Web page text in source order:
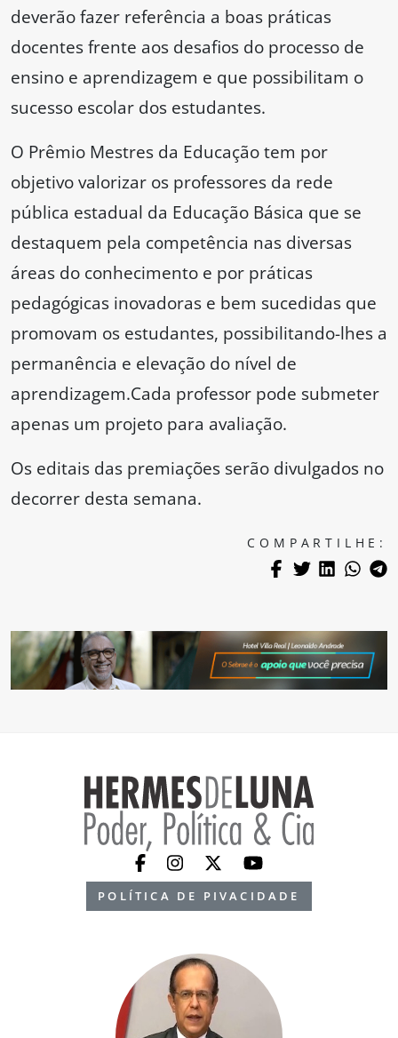
deverão fazer referência a boas práticas
docentes frente aos desafios do processo de
ensino e aprendizagem e que possibilitam o
sucesso escolar dos estudantes.
O Prêmio Mestres da Educação tem por
objetivo valorizar os professores da rede
pública estadual da Educação Básica que se
destaquem pela competência nas diversas
áreas do conhecimento e por práticas
pedagógicas inovadoras e bem sucedidas que
promovam os estudantes, possibilitando-lhes a
permanência e elevação do nível de
aprendizagem.Cada professor pode submeter
apenas um projeto para avaliação.
Os editais das premiações serão divulgados no
decorrer desta semana.
COMPARTILHE:
POLÍTICA DE PIVACIDADE